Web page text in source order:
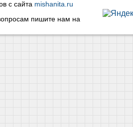
с сайта mishanita.ru
пишите нам на